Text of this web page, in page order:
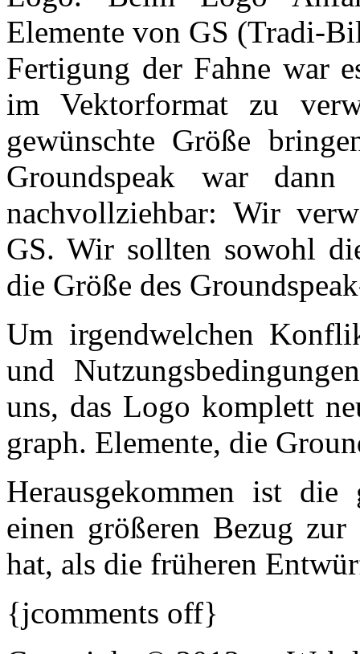
Elemente von GS (Tradi-
Fertigung der Fahne war
im Vektorformat zu
gewünschte Größe
Groundspeak war
nachvollziehbar: Wir
GS. Wir sollten sowohl
die Größe des
Um irgendwelchen
und
uns, das Logo komplett
graph. Elemente, die
Herausgekommen ist
einen größeren Bezug
hat, als die früheren
{jcomments off}